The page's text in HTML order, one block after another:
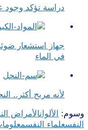
دراسة تؤكد وجود
جهاز استشعار
في الماء
لأنه مربح أكثر..
وسوم: الألوانالأمراض
النفسعلماء النفس